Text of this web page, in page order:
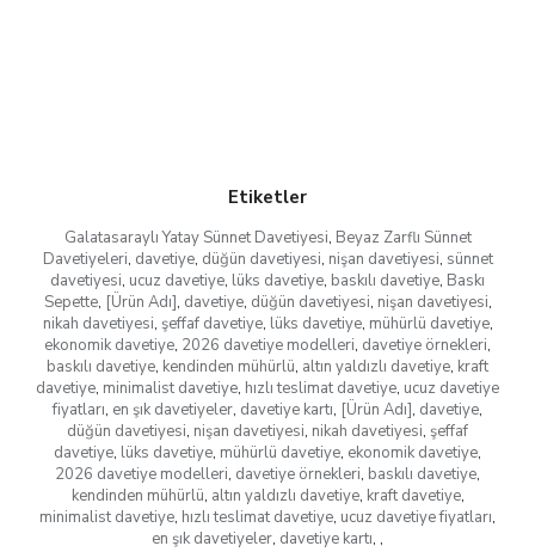
Etiketler
Galatasaraylı Yatay Sünnet Davetiyesi, Beyaz Zarflı Sünnet
Davetiyeleri, davetiye, düğün davetiyesi, nişan davetiyesi, sünnet
davetiyesi, ucuz davetiye, lüks davetiye, baskılı davetiye, Baskı
Sepette, [Ürün Adı], davetiye, düğün davetiyesi, nişan davetiyesi,
nikah davetiyesi, şeffaf davetiye, lüks davetiye, mühürlü davetiye,
ekonomik davetiye, 2026 davetiye modelleri, davetiye örnekleri,
baskılı davetiye, kendinden mühürlü, altın yaldızlı davetiye, kraft
davetiye, minimalist davetiye, hızlı teslimat davetiye, ucuz davetiye
fiyatları, en şık davetiyeler, davetiye kartı, [Ürün Adı], davetiye,
düğün davetiyesi, nişan davetiyesi, nikah davetiyesi, şeffaf
davetiye, lüks davetiye, mühürlü davetiye, ekonomik davetiye,
2026 davetiye modelleri, davetiye örnekleri, baskılı davetiye,
kendinden mühürlü, altın yaldızlı davetiye, kraft davetiye,
minimalist davetiye, hızlı teslimat davetiye, ucuz davetiye fiyatları,
en şık davetiyeler, davetiye kartı, ,